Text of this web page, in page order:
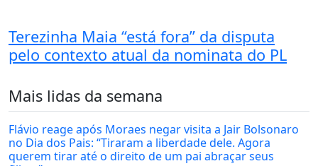
Terezinha Maia “está fora” da disputa
pelo contexto atual da nominata do PL
Mais lidas da semana
Flávio reage após Moraes negar visita a Jair Bolsonaro
no Dia dos Pais: “Tiraram a liberdade dele. Agora
querem tirar até o direito de um pai abraçar seus